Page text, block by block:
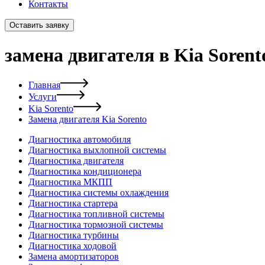
Контакты
Оставить заявку
замена двигателя в Kia
Главная
Услуги
Kia Sorento
Замена двигателя Kia Sorento
Диагностика автомобиля
Диагностика выхлопной системы
Диагностика двигателя
Диагностика кондиционера
Диагностика МКПП
Диагностика системы охлаждения
Диагностика стартера
Диагностика топливной системы
Диагностика тормозной системы
Диагностика турбины
Диагностика ходовой
Замена амортизаторов